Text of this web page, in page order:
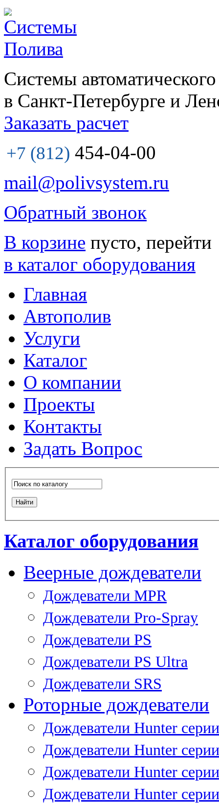
Системы
в Санкт-Петербурге и
Заказать расчет
+7 (812) 454-04-00
mail@polivsystem.ru
Обратный звонок
В корзине пусто, перейти
в каталог оборудования
Главная
Автополив
Услуги
Каталог
О компании
Проекты
Контакты
Задать Вопрос
Каталог оборудования
Веерные дождеватели
Дождеватели MPR
Дождеватели Pro-Spray
Дождеватели PS
Дождеватели PS Ultra
Дождеватели SRS
Роторные дождеватели
Дождеватели Hunter
Дождеватели Hunter
Дождеватели Hunter
Дождеватели Hunter